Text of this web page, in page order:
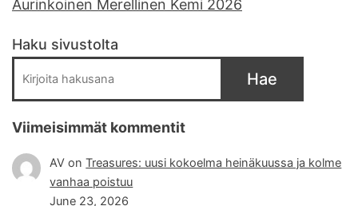
Aurinkoinen Merellinen Kemi 2026
Haku sivustolta
Hae
Viimeisimmät kommentit
AV onTreasures: uusi kokoelma heinäkuussa ja kolme
vanhaa poistuu
June 23, 2026